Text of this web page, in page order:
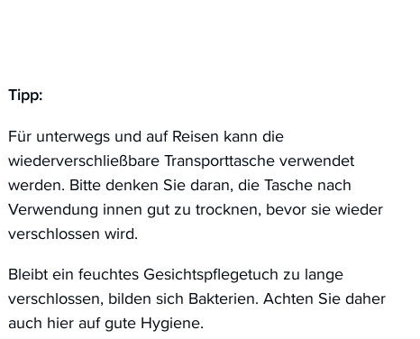
Tipp:
Für unterwegs und auf Reisen kann die
wiederverschließbare Transporttasche verwendet
werden. Bitte denken Sie daran, die Tasche nach
Verwendung innen gut zu trocknen, bevor sie wieder
verschlossen wird.
Bleibt ein feuchtes Gesichtspflegetuch zu lange
verschlossen, bilden sich Bakterien. Achten Sie daher
auch hier auf gute Hygiene.